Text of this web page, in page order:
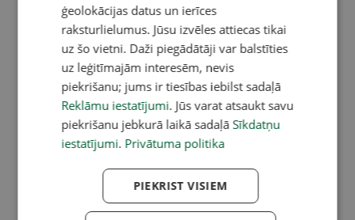
ģeolokācijas datus un ierīces
raksturlielumus. Jūsu izvēles attiecas tikai
uz šo vietni. Daži piegādātāji var balstīties
uz leģitīmajām interesēm, nevis
piekrišanu; jums ir tiesības iebilst sadaļā
Reklāmu iestatījumi. Jūs varat atsaukt savu
piekrišanu jebkurā laikā sadaļā Sīkdatņu
iestatījumi. Privātuma politika
PIEKRIST VISIEM